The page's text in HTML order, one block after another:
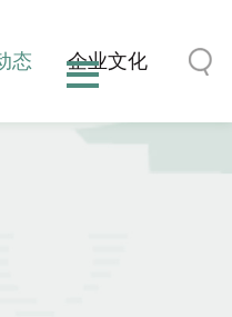
态 企业文化